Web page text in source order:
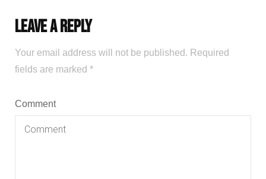
Leave a Reply
Your email address will not be published. Required
fields are marked *
Comment